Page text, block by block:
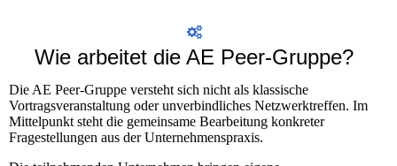
Wie arbeitet die AE Peer-Gruppe?
Die AE Peer-Gruppe versteht sich nicht als klassische
Vortragsveranstaltung oder unverbindliches Netzwerktreffen. Im
Mittelpunkt steht die gemeinsame Bearbeitung konkreter
Fragestellungen aus der Unternehmenspraxis.